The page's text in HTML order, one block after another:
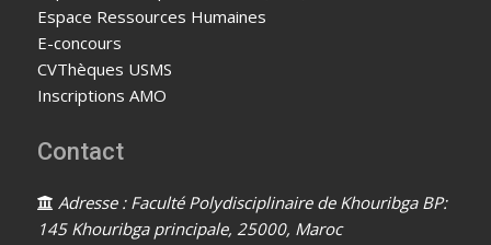
Espace Ressources Humaines
E-concours
CVThèques USMS
Inscriptions AMO
Contact
Adresse : Faculté Polydisciplinaire de Khouribga BP:
145 Khouribga principale, 25000, Maroc